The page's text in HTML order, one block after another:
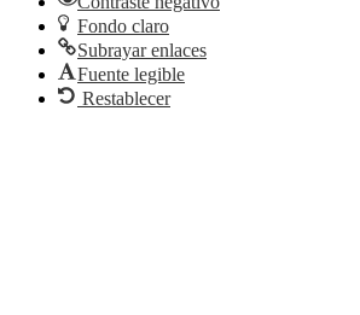
Fondo claro
Subrayar enlaces
Fuente legible
Restablecer